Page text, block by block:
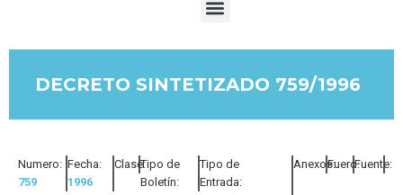
DECRETO SINTETIZADO 759/1996
Numero:
759
Fecha:
1996
Clase:Tipo de
Boletín:
Tipo de
Entrada:
Anexos:Fuero:Fuente: